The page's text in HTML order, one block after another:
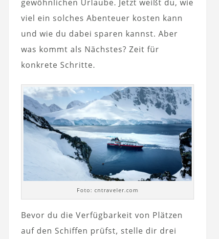
gewöhnlichen Urlaube. Jetzt weißt du, wie
viel ein solches Abenteuer kosten kann
und wie du dabei sparen kannst. Aber
was kommt als Nächstes? Zeit für
konkrete Schritte.
Foto: cntraveler.com
Bevor du die Verfügbarkeit von Plätzen
auf den Schiffen prüfst, stelle dir drei